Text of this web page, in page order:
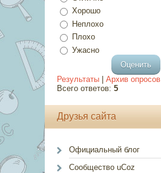
Хорошо
Неплохо
Плохо
Ужасно
Результаты
Архив опросов
Всего ответов: 5
Друзья сайта
Официальный блог
Сообщество uCoz